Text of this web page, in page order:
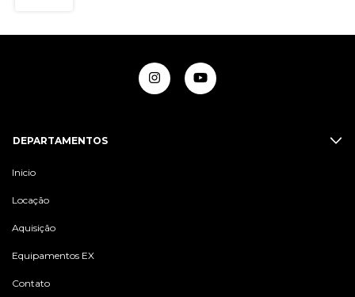
DEPARTAMENTOS
Inicio
Locação
Aquisição
Equipamentos EX
Contato